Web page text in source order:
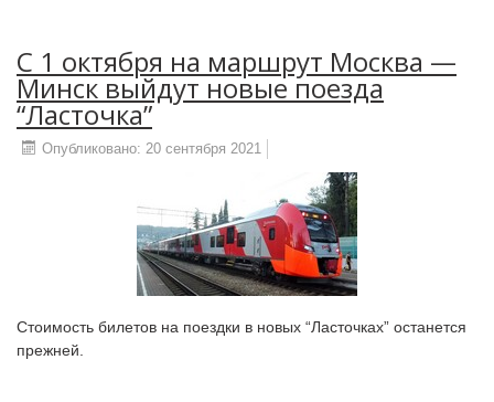
С 1 октября на маршрут Москва —
Минск выйдут новые поезда
“Ласточка”
Опубликовано: 20 сентября 2021
Стоимость билетов на поездки в новых “Ласточках” останется
прежней.